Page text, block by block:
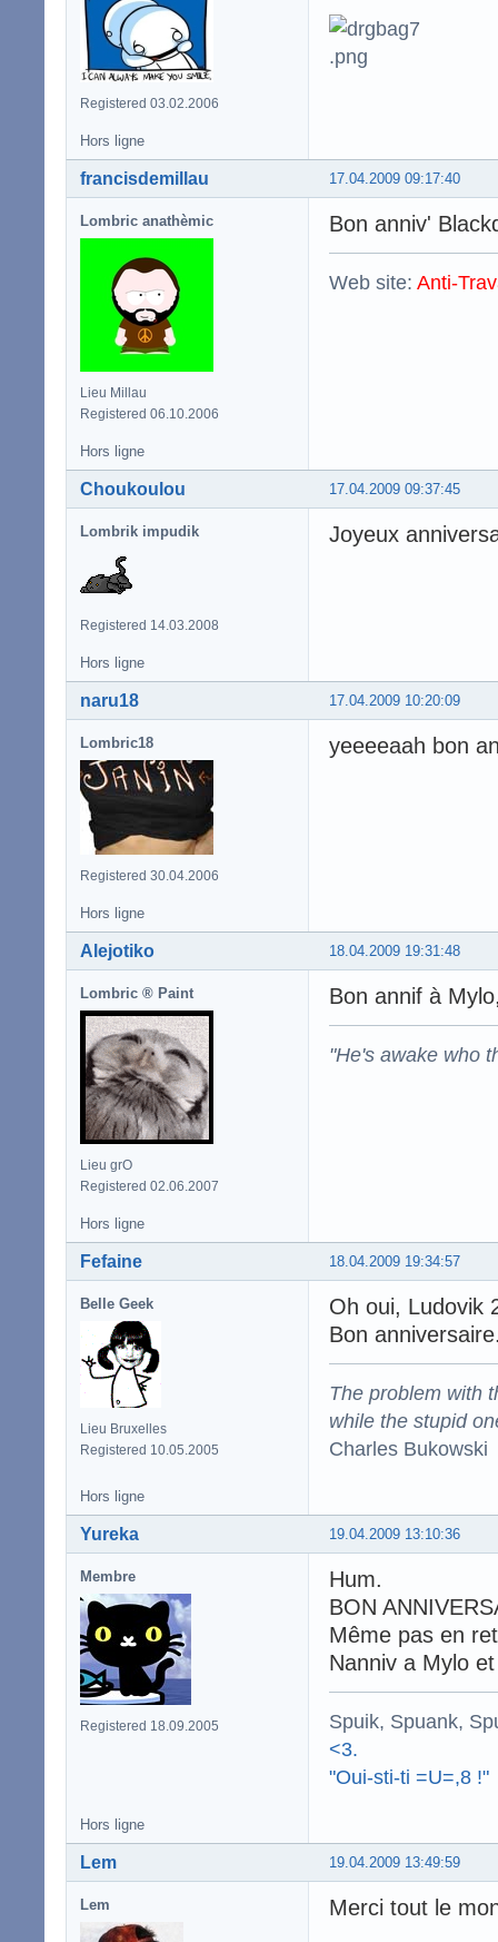
Registered 03.02.2006
Hors ligne
17.04.2009 09:17:40
francisdemillau
Lombric anathèmic
Lieu Millau
Registered 06.10.2006
Bon anniv'
Web site: Anti-
Hors ligne
17.04.2009 09:37:45
Choukoulou
Lombrik impudik
Registered 14.03.2008
Joyeux
Hors ligne
17.04.2009 10:20:09
naru18
Lombric18
Registered 30.04.2006
yeeeeaah bon
Hors ligne
18.04.2009 19:31:48
Alejotiko
Lombric ® Paint
Lieu grO
Registered 02.06.2007
Bon annif à
"He's awake who
Hors ligne
18.04.2009 19:34:57
Fefaine
Belle Geek
Lieu Bruxelles
Registered 10.05.2005
Oh oui, Ludovik
Bon
The problem with
while the stupid
Charles Bukowski
Hors ligne
19.04.2009 13:10:36
Yureka
Membre
Registered 18.09.2005
Hum.
BON
Même pas en
Nanniv a Mylo
Spuik, Spuank,
<3.
"Oui-sti-ti =U=,8 !"
Hors ligne
19.04.2009 13:49:59
Lem
Lem
Merci tout le